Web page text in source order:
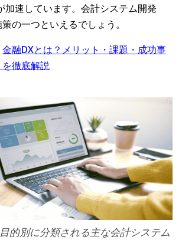
加速しています。会計システム開発
の一つといえるでしょう。
金融DXとは？メリット・課題・成功事
徹底解説
的別に分類される主な会計システム